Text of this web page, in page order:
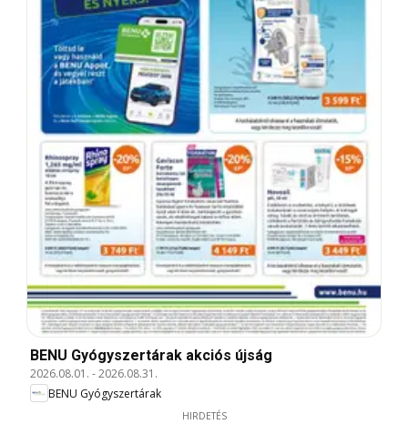
BENU Gyógyszertárak akciós újság
2026.08.01. -2026.08.31.
BENU Gyógyszertárak
HIRDETÉS